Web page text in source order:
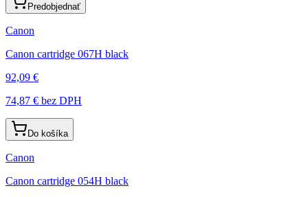
Predobjednať
Canon
Canon cartridge 067H black
92,09 €
74,87 € bez DPH
Do košíka
Canon
Canon cartridge 054H black